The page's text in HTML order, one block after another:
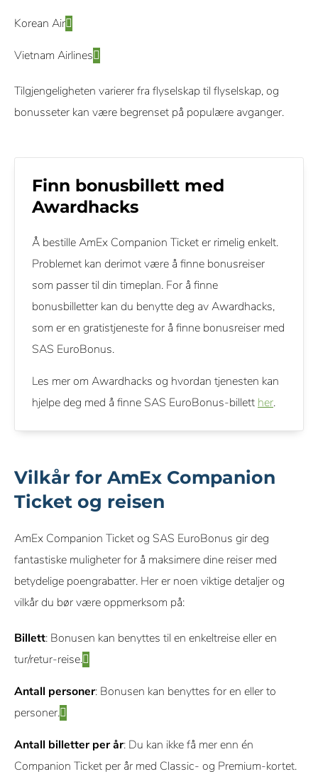
Korean Air
Vietnam Airlines
Tilgjengeligheten varierer fra flyselskap til flyselskap, og
bonusseter kan være begrenset på populære avganger.
Finn bonusbillett med
Awardhacks
Å bestille AmEx Companion Ticket er rimelig enkelt.
Problemet kan derimot være å finne bonusreiser
som passer til din timeplan. For å finne
bonusbilletter kan du benytte deg av Awardhacks,
som er en gratistjeneste for å finne bonusreiser med
SAS EuroBonus.
Les mer om Awardhacks og hvordan tjenesten kan
hjelpe deg med å finne SAS EuroBonus-billett her.
Vilkår for AmEx Companion
Ticket og reisen
AmEx Companion Ticket og SAS EuroBonus gir deg
fantastiske muligheter for å maksimere dine reiser med
betydelige poengrabatter. Her er noen viktige detaljer og
vilkår du bør være oppmerksom på:
Billett: Bonusen kan benyttes til en enkeltreise eller en
tur/retur-reise.
Antall personer: Bonusen kan benyttes for en eller to
personer.
Antall billetter per år: Du kan ikke få mer enn én
Companion Ticket per år med Classic- og Premium-kortet.